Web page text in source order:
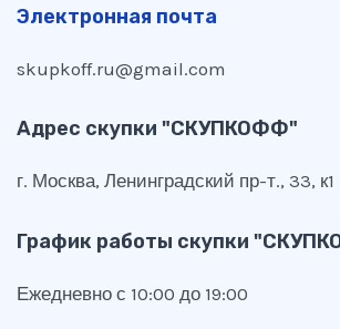
Электронная почта
skupkoff.ru@gmail.com
Адрес скупки "СКУПКОФФ"
г. Москва, Ленинградский пр-т., 33, к1
График работы скупки
Ежедневно с 10:00 до 19:00